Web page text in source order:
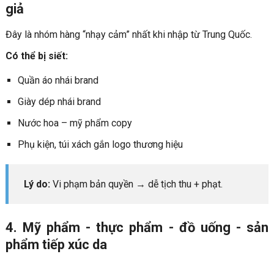
giả
Đây là nhóm hàng “nhạy cảm” nhất khi nhập từ Trung Quốc.
Có thể bị siết:
Quần áo nhái brand
Giày dép nhái brand
Nước hoa – mỹ phẩm copy
Phụ kiện, túi xách gắn logo thương hiệu
Lý do: Vi phạm bản quyền → dễ tịch thu + phạt.
4. Mỹ phẩm - thực phẩm - đồ uống - sản
phẩm tiếp xúc da